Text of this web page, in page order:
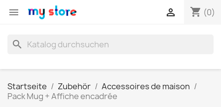
 shopping_cart (0)

search
Startseite Zubehör
Accessoires de maison
Pack Mug + Affiche encadrée